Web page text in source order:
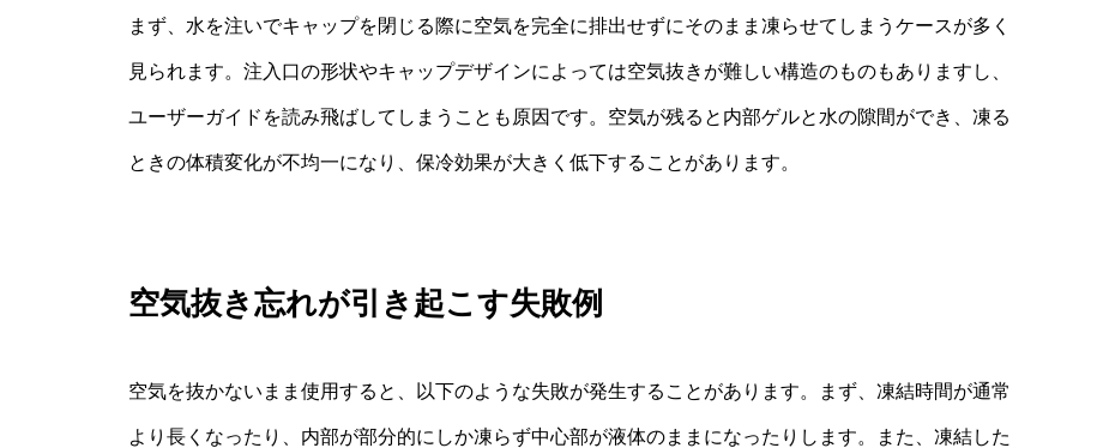
まず、水を注いでキャップを閉じる際に空気を完全に排出せずにそのまま凍らせてしまうケースが多く
見られます。注入口の形状やキャップデザインによっては空気抜きが難しい構造のものもありますし、
ユーザーガイドを読み飛ばしてしまうことも原因です。空気が残ると内部ゲルと水の隙間ができ、凍る
ときの体積変化が不均一になり、保冷効果が大きく低下することがあります。
空気抜き忘れが引き起こす失敗例
空気を抜かないまま使用すると、以下のような失敗が発生することがあります。まず、凍結時間が通常
より長くなったり、内部が部分的にしか凍らず中心部が液体のままになったりします。また、凍結した